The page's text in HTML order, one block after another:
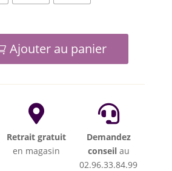
Ajouter au panier

Retrait gratuit
en magasin

Demandez
conseilau
02.96.33.84.99